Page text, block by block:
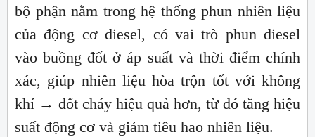
bộ phận nằm trong hệ thống phun nhiên liệu
của động cơ diesel, có vai trò phun diesel
vào buồng đốt ở áp suất và thời điểm chính
xác, giúp nhiên liệu hòa trộn tốt với không
khí → đốt cháy hiệu quả hơn, từ đó tăng hiệu
suất động cơ và giảm tiêu hao nhiên liệu.